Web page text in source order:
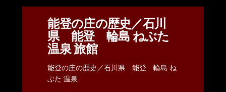
能登の庄の歴史／石川
県 能登 輪島 ねぶた
温泉 旅館
能登の庄の歴史／石川県 能登 輪島 ね
ぶた 温泉